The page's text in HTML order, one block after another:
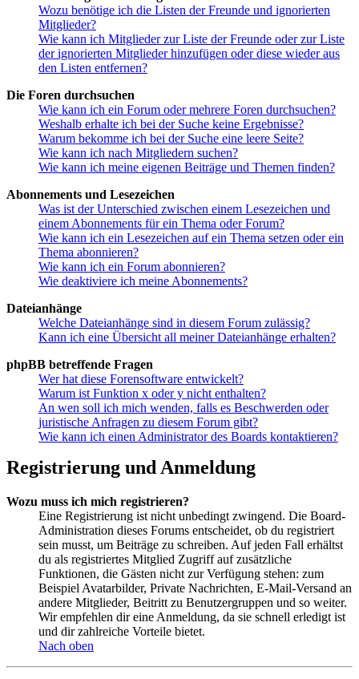
Wozu benötige ich die Listen der Freunde und ignorierten
Mitglieder?
Wie kann ich Mitglieder zur Liste der Freunde oder zur Liste
der ignorierten Mitglieder hinzufügen oder diese wieder aus
den Listen entfernen?
Die Foren durchsuchen
Wie kann ich ein Forum oder mehrere Foren durchsuchen?
Weshalb erhalte ich bei der Suche keine Ergebnisse?
Warum bekomme ich bei der Suche eine leere Seite?
Wie kann ich nach Mitgliedern suchen?
Wie kann ich meine eigenen Beiträge und Themen finden?
Abonnements und Lesezeichen
Was ist der Unterschied zwischen einem Lesezeichen und
einem Abonnements für ein Thema oder Forum?
Wie kann ich ein Lesezeichen auf ein Thema setzen oder ein
Thema abonnieren?
Wie kann ich ein Forum abonnieren?
Wie deaktiviere ich meine Abonnements?
Dateianhänge
Welche Dateianhänge sind in diesem Forum zulässig?
Kann ich eine Übersicht all meiner Dateianhänge erhalten?
phpBB betreffende Fragen
Wer hat diese Forensoftware entwickelt?
Warum ist Funktion x oder y nicht enthalten?
An wen soll ich mich wenden, falls es Beschwerden oder
juristische Anfragen zu diesem Forum gibt?
Wie kann ich einen Administrator des Boards kontaktieren?
Registrierung und Anmeldung
Wozu muss ich mich registrieren?
Eine Registrierung ist nicht unbedingt zwingend. Die Board-
Administration dieses Forums entscheidet, ob du registriert
sein musst, um Beiträge zu schreiben. Auf jeden Fall erhältst
du als registriertes Mitglied Zugriff auf zusätzliche
Funktionen, die Gästen nicht zur Verfügung stehen: zum
Beispiel Avatarbilder, Private Nachrichten, E-Mail-Versand an
andere Mitglieder, Beitritt zu Benutzergruppen und so weiter.
Wir empfehlen dir eine Anmeldung, da sie schnell erledigt ist
und dir zahlreiche Vorteile bietet.
Nach oben